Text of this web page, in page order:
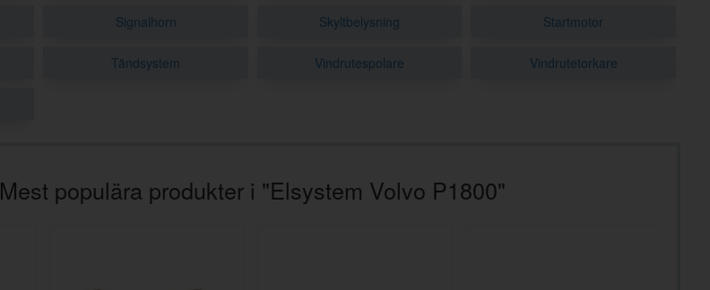
Signalhorn Skyltbelysning Startmotor
Tändsystem Vindrutespolare Vindrutetorkare
Mest populära produkter i "Elsystem Volvo P1800"